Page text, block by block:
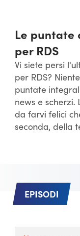
Le puntate
per RDS
Vi siete persi
per RDS?
puntate
news e scherzi.
da farvi felici
seconda, della
EPISODI